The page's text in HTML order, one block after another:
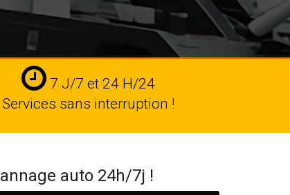
Services
24
H/24
7 J/7 et 24 H/24
Services sans interruption !
auto 24h/7j !